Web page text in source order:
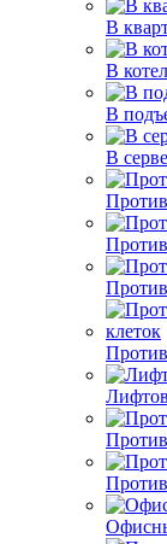
В
В
В
В